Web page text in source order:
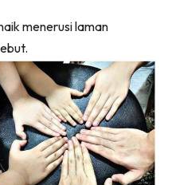
menerusi laman